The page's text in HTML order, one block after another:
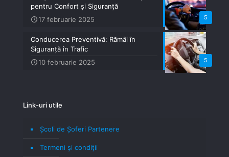
5
pentru Confort și Siguranță
17 februarie 2025
5
Conducerea Preventivă: Rămâi în
Siguranță în Trafic
10 februarie 2025
Link-uri utile
Școli de Șoferi Partenere
Termeni şi condiţii